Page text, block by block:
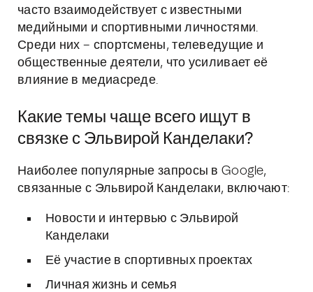
часто взаимодействует с известными
медийными и спортивными личностями.
Среди них – спортсмены, телеведущие и
общественные деятели, что усиливает её
влияние в медиасреде.
Какие темы чаще всего ищут в
связке с Эльвирой Канделаки?
Наиболее популярные запросы в Google,
связанные с Эльвирой Канделаки, включают:
Новости и интервью с Эльвирой
Канделаки
Её участие в спортивных проектах
Личная жизнь и семья